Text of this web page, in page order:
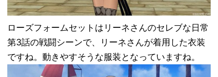
ローズフォームセットはリーネさんのセレブな日常
第3話の戦闘シーンで、リーネさんが着用した衣装
ですね。動きやすそうな服装となっていますね。